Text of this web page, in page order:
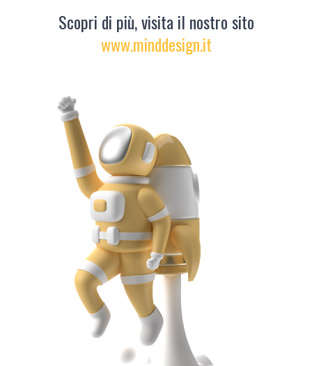
Scopri di più, visita il nostro sito
www.minddesign.it